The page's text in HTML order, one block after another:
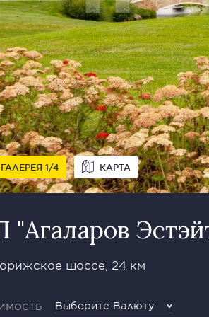
ГАЛЕРЕЯ 1 4 КАРТА
"Агаларов
шоссе, 24 км
Выберите Валюту